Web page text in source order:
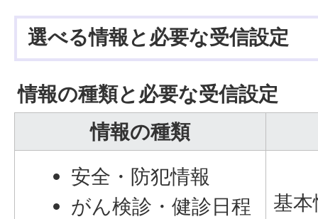
選べる情報と必要な受信設定
情報の種類と必要な受信設定
情報の種類
安全・防犯情報
がん検診・健診日程
基